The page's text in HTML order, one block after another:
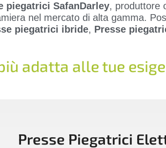
piegatrici SafanDarley, produttore
nel mercato di alta gamma.
piegatrici ibride, Presse
adatta alle tue
Presse Piegatrici